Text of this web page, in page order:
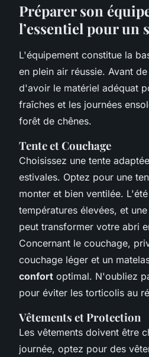
Préparer son
l’essentiel pour un
L'équipement constitue la
en plein air réussie. Avant
d'avoir le matériel adéquat
fraîches et les journées
forêt de chênes.
Tente et Couchage
Choisissez une tente
estivales. Optez pour une
monter et bien ventilée.
températures élevées, et
peut transformer votre abri
Concernant le couchage,
couchage léger et un
confort optimal. N'oubliez
pour éviter les torticolis au
Vêtements et Protection
Les vêtements doivent être
journée, optez pour des